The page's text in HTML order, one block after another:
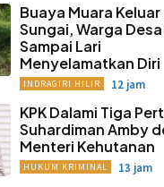
Buaya Muara Keluar
Sungai, Warga
Sampai Lari
Menyelamatkan Diri
INDRAGIRI HILIR 12 jam
KPK Dalami Tiga
Suhardiman Amby
Menteri Kehutanan
HUKUM KRIMINAL 13 jam